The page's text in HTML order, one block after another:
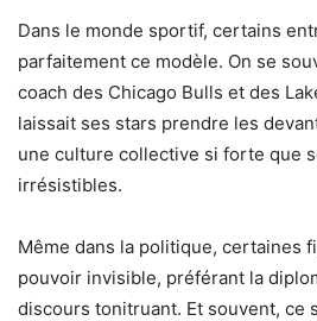
Dans le monde sportif, certains
parfaitement ce modèle. On se
coach des Chicago Bulls et des
laissait ses stars prendre les
une culture collective si forte que
irrésistibles.
Même dans la politique, certaines
pouvoir invisible, préférant la
discours tonitruant. Et souvent, ce